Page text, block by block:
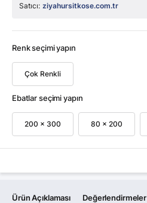
Satıcı: ziyahursitkose.com.tr
Renk seçimi yapın
Çok Renkli
Ebatlar seçimi yapın
200 x 300 80 x 200
Ürün Açıklaması Değerlendirmeler